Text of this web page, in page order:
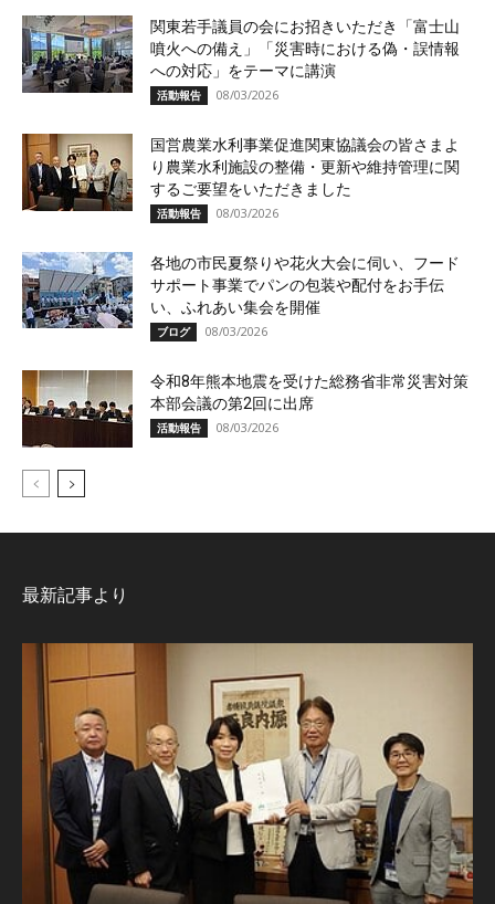
関東若手議員の会にお招きいただき「富士山
噴火への備え」「災害時における偽・誤情報
への対応」をテーマに講演
活動報告 08/03/2026
国営農業水利事業促進関東協議会の皆さまよ
り農業水利施設の整備・更新や維持管理に関
するご要望をいただきました
活動報告 08/03/2026
各地の市民夏祭りや花火大会に伺い、フード
サポート事業でパンの包装や配付をお手伝
い、ふれあい集会を開催
ブログ 08/03/2026
令和8年熊本地震を受けた総務省非常災害対策
本部会議の第2回に出席
活動報告 08/03/2026
最新記事より